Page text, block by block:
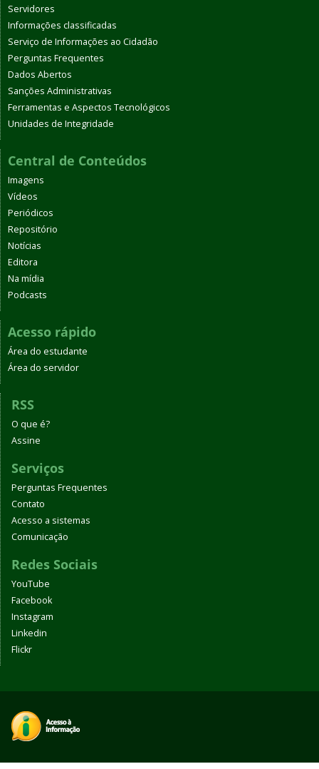
Servidores
Informações classificadas
Serviço de Informações ao Cidadão
Perguntas Frequentes
Dados Abertos
Sanções Administrativas
Ferramentas e Aspectos Tecnológicos
Unidades de Integridade
Central de Conteúdos
Imagens
Vídeos
Periódicos
Repositório
Notícias
Editora
Na mídia
Podcasts
Acesso rápido
Área do estudante
Área do servidor
RSS
O que é?
Assine
Serviços
Perguntas Frequentes
Contato
Acesso a sistemas
Comunicação
Redes Sociais
YouTube
Facebook
Instagram
Linkedin
Flickr